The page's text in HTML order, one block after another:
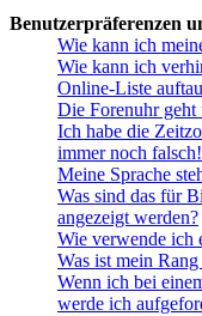
Benutzerpräferenzen
Wie kann ich
Wie kann ich
Online-Liste
Die Forenuhr geht
Ich habe die
immer noch falsch!
Meine Sprache
Was sind das für
angezeigt werden?
Wie verwende ich
Was ist mein
Wenn ich bei
werde ich